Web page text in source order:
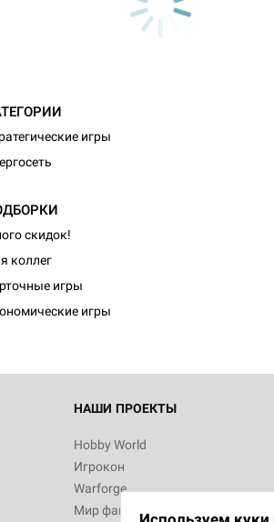
игры
скидок!
коллег
игры
игры
НАШИ ПРОЕКТЫ
Hobby World
Игрокон
Warforge
Мир фантастики